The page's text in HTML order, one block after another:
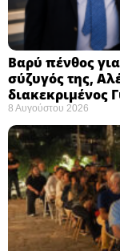
Βαρύ πένθος
σύζυγός της,
διακεκριμένος
8 Αυγούστου 2026